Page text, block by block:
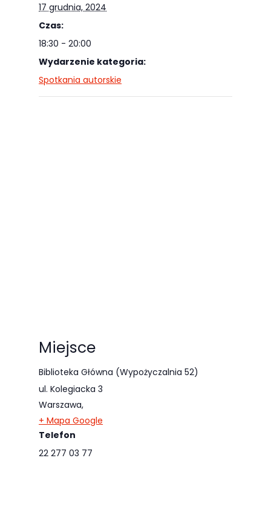
17 grudnia, 2024
Czas:
18:30 - 20:00
Wydarzenie kategoria:
Spotkania autorskie
Miejsce
Biblioteka Główna (Wypożyczalnia 52)
ul. Kolegiacka 3
Warszawa,
+ Mapa Google
Telefon
22 277 03 77